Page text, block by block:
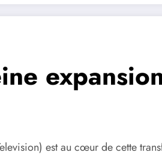
est au cœur de cette